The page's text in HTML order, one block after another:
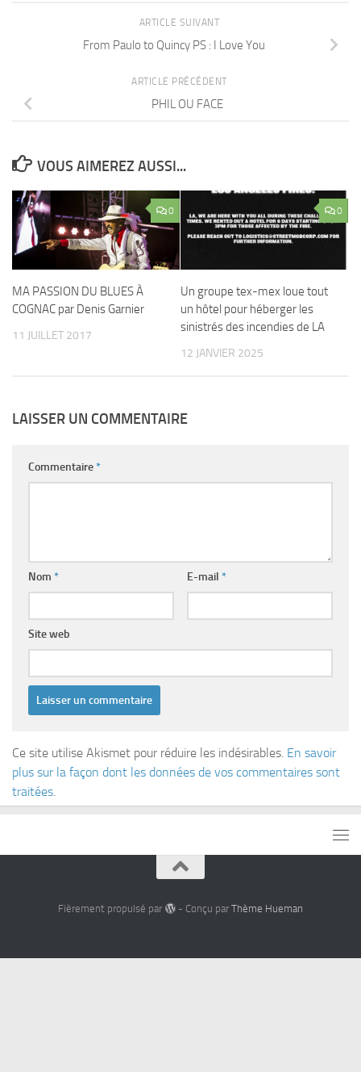
ARTICLE SUIVANT
From Paulo to Quincy PS : I Love You
ARTICLE PRÉCÉDENT
PHIL OU FACE
VOUS AIMEREZ AUSSI...
0
MA PASSION DU BLUES À
COGNAC par Denis Garnier
11 JUILLET 2017
0
Un groupe tex-mex loue tout
un hôtel pour héberger les
sinistrés des incendies de LA
12 JANVIER 2025
LAISSER UN COMMENTAIRE
Commentaire*
Nom * E-mail *
Site web
Ce site utilise Akismet pour réduire les indésirables. En savoir
plus sur la façon dont les données de vos commentaires sont
traitées
Fièrement propulsé par - Conçu par Thème Hueman